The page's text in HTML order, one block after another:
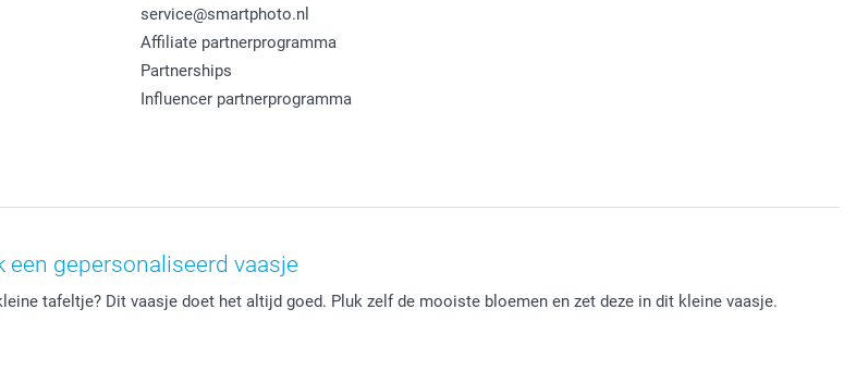
service@smartphoto.nl
Affiliate partnerprogramma
Partnerships
Influencer partnerprogramma
een gepersonaliseerd vaasje
tafeltje? Dit vaasje doet het altijd goed. Pluk zelf de mooiste bloemen en zet deze in dit kleine vaasje.